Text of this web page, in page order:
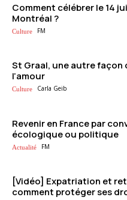
Comment célébrer le 14
Montréal ?
Culture FM
St Graal, une autre façon
l’amour
Culture Carla Geib
Revenir en France par
écologique ou politique
Actualité FM
[Vidéo] Expatriation et
comment protéger ses